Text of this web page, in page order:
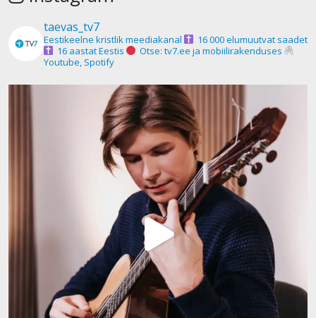
taevas_tv7
Eestikeelne kristlik meediakanal
16 000 elumuutvat saadet
16 aastat Eestis
Otse: tv7.ee ja mobiilirakenduses
Youtube, Spotify